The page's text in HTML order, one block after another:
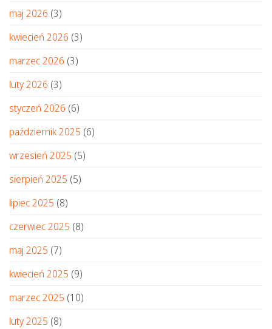
maj 2026 (3)
kwiecień 2026 (3)
marzec 2026 (3)
luty 2026 (3)
styczeń 2026 (6)
październik 2025 (6)
wrzesień 2025 (5)
sierpień 2025 (5)
lipiec 2025 (8)
czerwiec 2025 (8)
maj 2025 (7)
kwiecień 2025 (9)
marzec 2025 (10)
luty 2025 (8)